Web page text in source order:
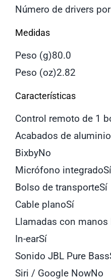
Número de drivers
Medidas
Peso (g)80.0
Peso (oz)2.82
Características
Control remoto de 1
Acabados de aluminio
BixbyNo
Micrófono integradoSí
Bolso de transporteSí
Cable planoSí
Llamadas con manos
In-earSí
Sonido JBL Pure Bass
Siri / Google NowNo